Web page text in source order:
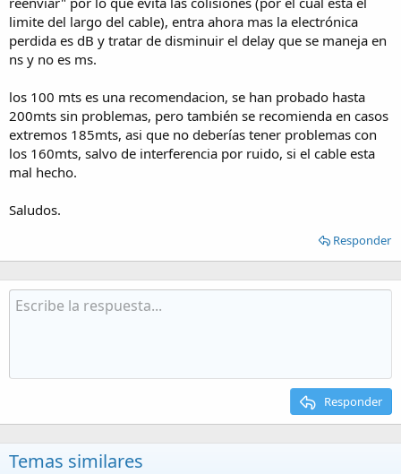
limite del largo del cable), entra ahora mas la electrónica
perdida es dB y tratar de disminuir el delay que se maneja en
ns y no es ms.
los 100 mts es una recomendacion, se han probado hasta
200mts sin problemas, pero también se recomienda en casos
extremos 185mts, asi que no deberías tener problemas con
los 160mts, salvo de interferencia por ruido, si el cable esta
mal hecho.
Saludos.
Responder
Responder
Temas similares